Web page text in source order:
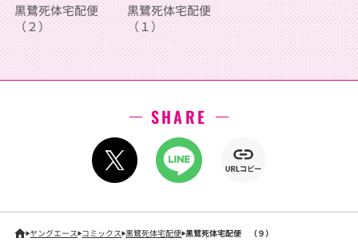
黒鷺死体宅配便
（２）
黒鷺死体宅配便
（１）
SHARE
ヤングエース コミックス 黒鷺死体宅配便 黒鷺死体宅配便 （９）